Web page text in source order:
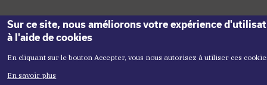
Sur ce site, nous améliorons votre expérience
à l'aide de cookies
En cliquant sur le bouton Accepter, vous nous autorisez à utiliser ces
En savoir plus